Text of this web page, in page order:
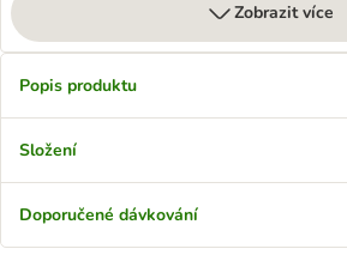
Zobrazit více
Popis produktu
Složení
Doporučené dávkování